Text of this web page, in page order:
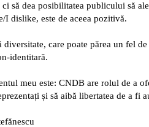
ci să dea posibilitatea publicului să
I dislike, este de aceea pozitivă.
diversitate, care poate părea un fel
identitară.
meu este: CNDB are rolul de a
și să aibă libertatea de a fi